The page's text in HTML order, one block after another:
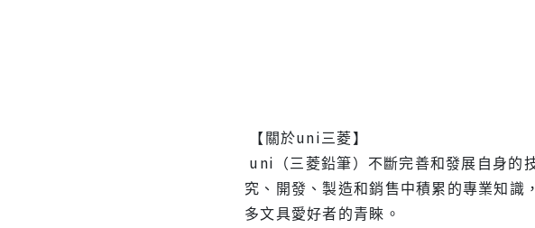
【關於uni三菱】
uni（三菱鉛筆）不斷完善和發展自身的
究、開發、製造和銷售中積累的專業知
多文具愛好者的青睞。